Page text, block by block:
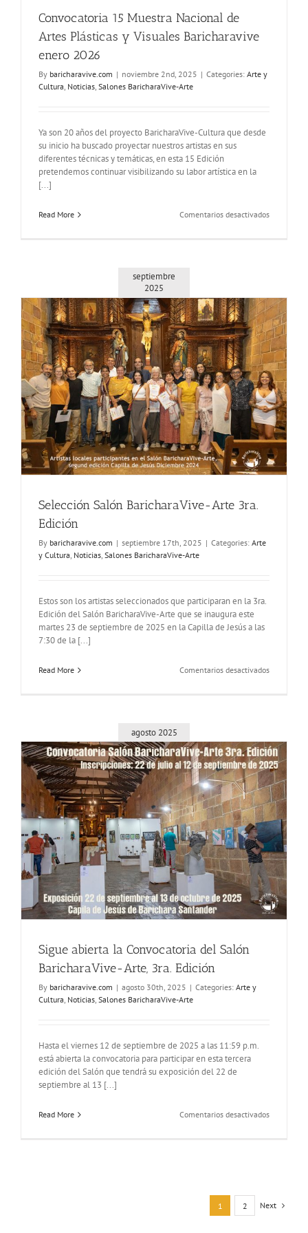
Convocatoria 15 Muestra Nacional de
Artes Plásticas y Visuales Baricharavive
enero 2026
By baricharavive.com | noviembre 2nd, 2025 | Categories: Arte y
Cultura Noticias Salones BaricharaVive-Arte
Ya son 20 años del proyecto BaricharaVive-Cultura que desde
su inicio ha buscado proyectar nuestros artistas en sus
diferentes técnicas y temáticas, en esta 15 Edición
pretendemos continuar visibilizando su labor artística en la
[...]
Read More Comentarios desactivadosen
Plásticas
Visuales
enero
2026
septiembre
2025
Selección Salón BaricharaVive-Arte 3ra.
Edición
By baricharavive.com | septiembre 17th, 2025 | Categories: Arte
y Cultura, Noticias, Salones BaricharaVive-Arte
Estos son los artistas seleccionados que participaran en la 3ra.
Edición del Salón BaricharaVive-Arte que se inaugura este
martes 23 de septiembre de 2025 en la Capilla de Jesús a las
7:30 de la [...]
Read More Comentarios desactivadosen
Edición
agosto 2025
Sigue abierta la Convocatoria del Salón
BaricharaVive-Arte, 3ra. Edición
By baricharavive.com | agosto 30th, 2025 | Categories: Arte y
Cultura Noticias Salones BaricharaVive-Arte
Hasta el viernes 12 de septiembre de 2025 a las 11:59 p.m.
está abierta la convocatoria para participar en esta tercera
edición del Salón que tendrá su exposición del 22 de
septiembre al 13 [...]
Read More Comentarios desactivadosen
1 2 Next